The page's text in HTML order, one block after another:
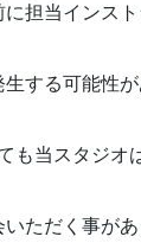
担当インスト
する可能性が
当スタジオ
ただく事があ